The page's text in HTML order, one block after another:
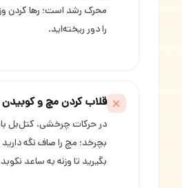
محرک رشد است؛ رها کردن
را دور ریخته‌اید.
قلاب کردن مچ و
در حرکات چرخشی، کتل‌بل
بچرخد؛ مچ را صاف نگه
بگیرید تا وزنه به ساعد